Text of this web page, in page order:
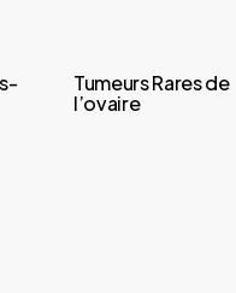
Tumeurs Rares de
l’ovaire